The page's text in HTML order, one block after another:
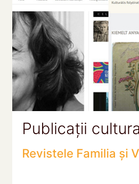
Publicații
Revistele Familia și